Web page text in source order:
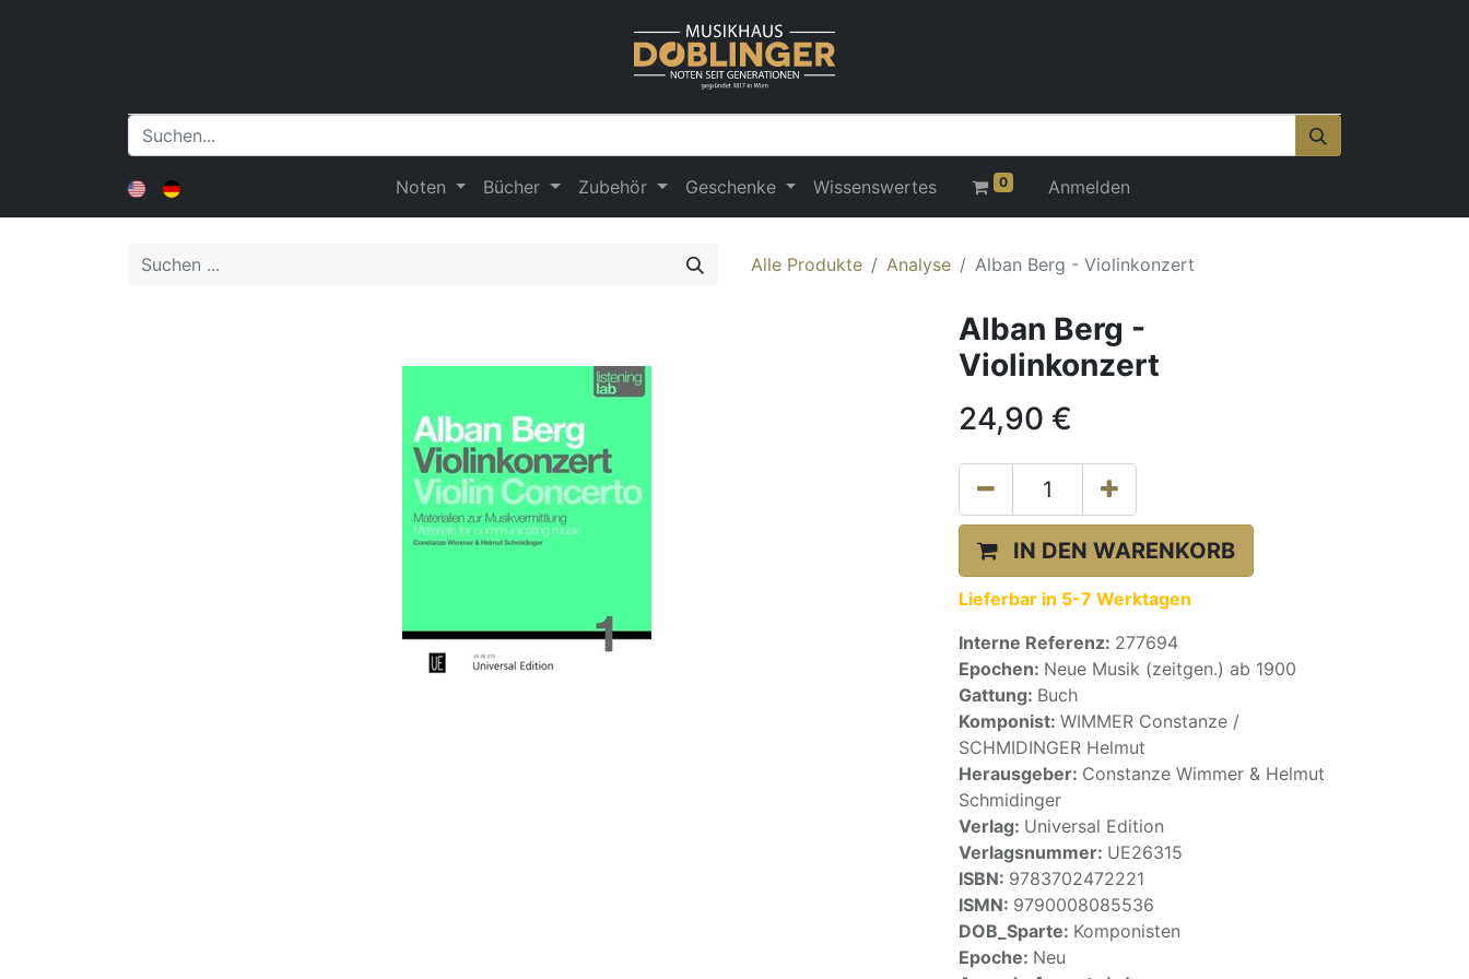
Noten Bücher Zubehör Geschenke Wissenswertes 0 Anmelden
Alle Produkte Analyse Alban Berg - Violinkonzert
Alban Berg -
Violinkonzert
24,90 €
IN DEN WARENKORB
Lieferbar in 5-7 Werktagen
Interne Referenz: 277694
Epochen: Neue Musik (zeitgen.) ab 1900
Gattung: Buch
Komponist: WIMMER Constanze /
SCHMIDINGER Helmut
Herausgeber: Constanze Wimmer & Helmut
Schmidinger
Verlag: Universal Edition
Verlagsnummer: UE26315
ISBN: 9783702472221
ISMN: 9790008085536
DOB_Sparte: Komponisten
Epoche: Neu